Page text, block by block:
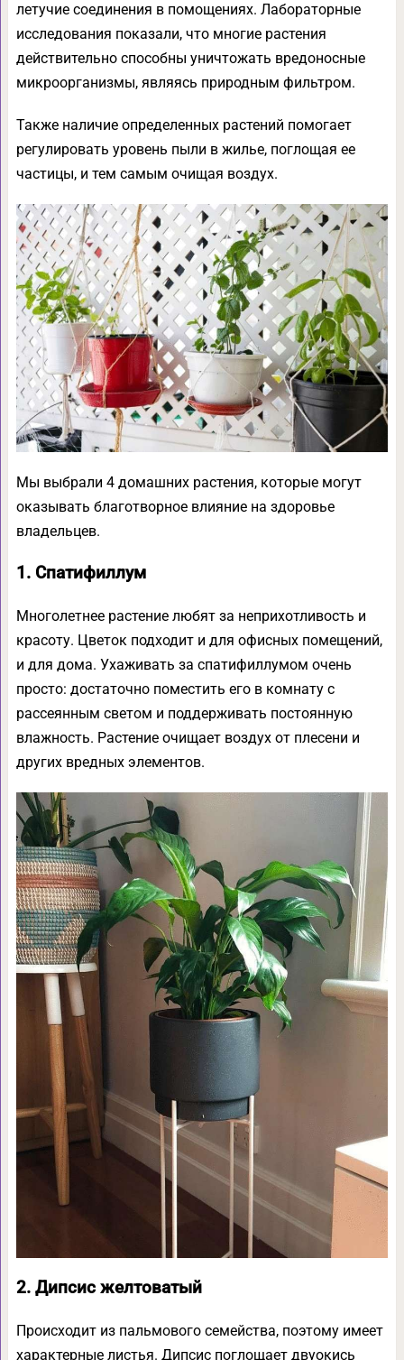
летучие соединения в помощениях. Лабораторные
исследования показали, что многие растения
действительно способны уничтожать вредоносные
микроорганизмы, являясь природным фильтром.
Также наличие определенных растений помогает
регулировать уровень пыли в жилье, поглощая ее
частицы, и тем самым очищая воздух.
Мы выбрали 4 домашних растения, которые могут
оказывать благотворное влияние на здоровье
владельцев.
1. Спатифиллум
Многолетнее растение любят за неприхотливость и
красоту. Цветок подходит и для офисных помещений,
и для дома. Ухаживать за спатифиллумом очень
просто: достаточно поместить его в комнату с
рассеянным светом и поддерживать постоянную
влажность. Растение очищает воздух от плесени и
других вредных элементов.
2. Дипсис желтоватый
Происходит из пальмового семейства, поэтому имеет
характерные листья. Дипсис поглощает двуокись